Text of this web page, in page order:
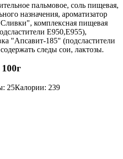
пальмовое, соль пищевая,
назначения, ароматизатор
комплексная пищевая
Е950,Е955),
"Апсавит-185" (подсластители
следы сои, лактозы.
: 25Калории: 239